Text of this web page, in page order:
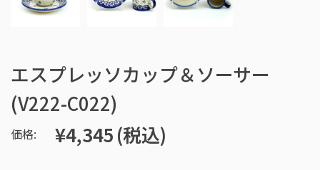
エスプレッソカップ＆ソーサー
(V222-C022)
価格: ¥4,345(税込)